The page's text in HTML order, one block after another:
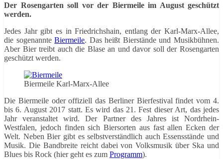
Der Rosengarten soll vor der Biermeile im August geschützt
werden.
Jedes Jahr gibt es in Friedrichshain, entlang der Karl-Marx-Allee,
die sogenannteBiermeile. Das heißt Bierstände und Musikbühnen.
Aber Bier treibt auch die Blase an und davor soll der Rosengarten
geschützt werden.
Biermeile Karl-Marx-Allee
Die Biermeile oder offiziell das Berliner Bierfestival findet vom 4.
bis 6. August 2017 statt. Es wird das 21. Fest dieser Art, das jedes
Jahr veranstaltet wird. Der Partner des Jahres ist Nordrhein-
Westfalen, jedoch finden sich Biersorten aus fast allen Ecken der
Welt. Neben Bier gibt es selbstverständlich auch Essensstände und
Musik. Die Bandbreite reicht dabei von Volksmusik über Ska und
Blues bis Rock (hier geht es zum Programm).